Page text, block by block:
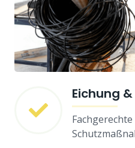
Eichung